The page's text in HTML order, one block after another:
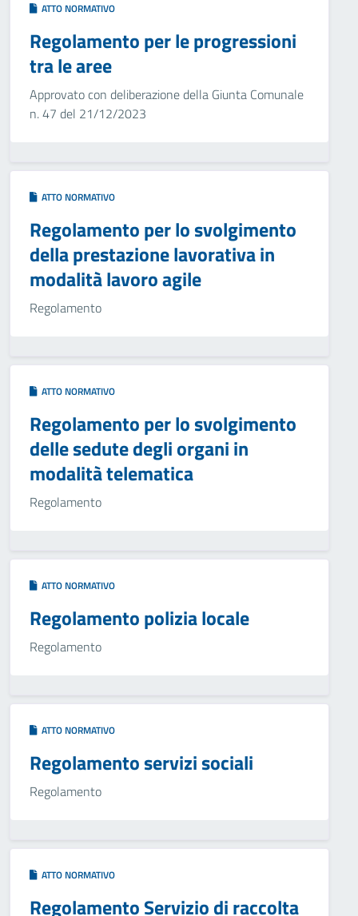
ATTO NORMATIVO
Regolamento per le progressioni
tra le aree
Approvato con deliberazione della Giunta Comunale
n. 47 del 21/12/2023
ATTO NORMATIVO
Regolamento per lo svolgimento
della prestazione lavorativa in
modalità lavoro agile
Regolamento
ATTO NORMATIVO
Regolamento per lo svolgimento
delle sedute degli organi in
modalità telematica
Regolamento
ATTO NORMATIVO
Regolamento polizia locale
Regolamento
ATTO NORMATIVO
Regolamento servizi sociali
Regolamento
ATTO NORMATIVO
Regolamento Servizio di raccolta